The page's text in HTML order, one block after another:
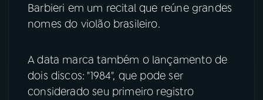
08PRÊMIO RÁDIO MEC
ACOMPANHE A RÁDIO MEC
YouTube Facebook
Barbieri em um recital que reúne grandes
nomes do violão brasileiro.
A data marca também o lançamento de
dois discos: "1984", que pode ser
considerado seu primeiro registro